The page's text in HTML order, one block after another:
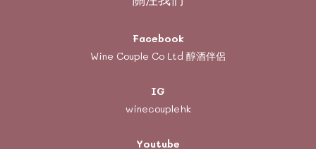
Facebook
Wine Couple Co Ltd 醇酒伴侶
IG
winecouplehk
Youtube